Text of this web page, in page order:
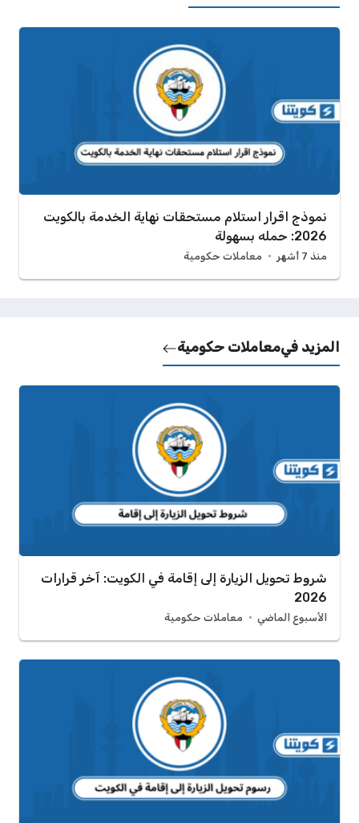
نموذج اقرار استلام مستحقات نهاية الخدمة بالكويت
2026: حمله بسهولة
منذ 7 أشهر معاملات حكومية
المزيد فيمعاملات حكومية
شروط تحويل الزيارة إلى إقامة في الكويت: آخر قرارات
2026
الأسبوع الماضي معاملات حكومية